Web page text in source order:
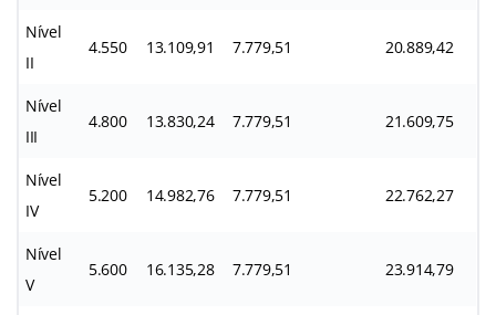
Nível
II
4.550 13.109,91 7.779,51 20.889,42
Nível
III
4.800 13.830,24 7.779,51 21.609,75
Nível
IV
5.200 14.982,76 7.779,51 22.762,27
Nível
V
5.600 16.135,28 7.779,51 23.914,79